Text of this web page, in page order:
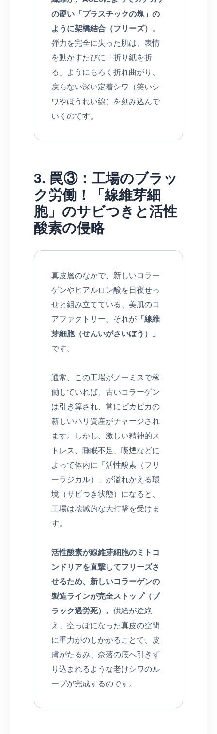
の硬い「プラスチックの塊」の
ように架橋結合（フリーズ） 。
弾力を完全に失った肌は、表情
を動かすたびに「折り紙を折
る」ようにもろく折れ曲がり、
戻らない深い定着シワ（笑いシ
ワやほうれい線）を刻み込んで
いくのです。
3. 罠③：工場のブラッ
ク労働！「線維芽細
胞」のサビつきと活性
酸素の侵略
真皮層のなかで、新しいコラー
ゲンやヒアルロン酸を日夜せっ
せと組み立てている、美肌のコ
アファクトリー。それが 「線維
芽細胞（せんいがさいぼう）」
です。
通常、この工場がノーミスで稼
働していれば、古いコラーゲン
は引き算され、常にピカピカの
新しいハリ資産がチャージされ
ます。しかし、激しい精神的ス
トレス、睡眠不足、喫煙などに
よって体内に「活性酸素（フリ
ーラジカル）」が溢れかえる環
境（サビつき状態）になると、
工場は壊滅的な大打撃を受けま
す。
活性酸素が線維芽細胞のミトコ
ンドリアを直撃してフリーズさ
せるため、新しいコラーゲンの
製造ラインが完全ストップ（ブ
ラック過労死）。 供給が途絶
え、空っぽになった真皮の空間
に重力がのしかかることで、皮
膚がたるみ、奈落の底へ引きず
り込まれるような老けシワのル
ープが完成するのです。